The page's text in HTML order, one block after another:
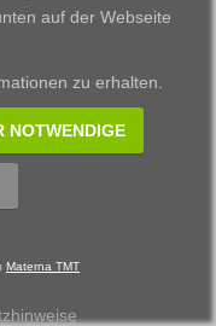
by CARUSO
auf der Webseite
zu erhalten.
NOTWENDIGE
Materna TMT